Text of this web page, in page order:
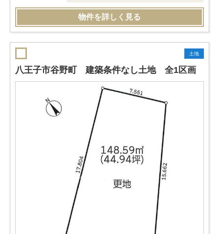
物件を詳しく見る
土地
八王子市谷野町 建築条件なし土地 全1区画